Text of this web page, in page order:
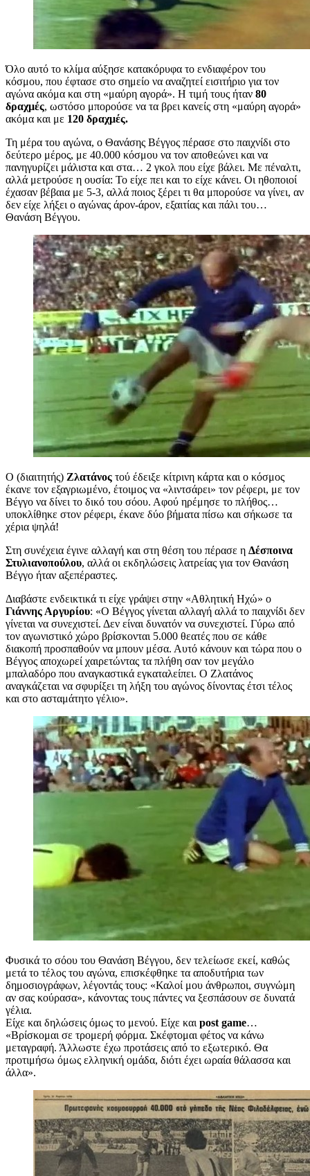
Όλο αυτό το κλίμα αύξησε κατακόρυφα το ενδιαφέρον του
κόσμου, που έφτασε στο σημείο να αναζητεί εισιτήριο για τον
αγώνα ακόμα και στη «μαύρη αγορά». Η τιμή τους ήταν 80
δραχμές, ωστόσο μπορούσε να τα βρει κανείς στη «μαύρη αγορά»
ακόμα και με 120 δραχμές.
Τη μέρα του αγώνα, ο Θανάσης Βέγγος πέρασε στο παιχνίδι στο
δεύτερο μέρος, με 40.000 κόσμου να τον αποθεώνει και να
πανηγυρίζει μάλιστα και στα… 2 γκολ που είχε βάλει. Με πέναλτι,
αλλά μετρούσε η ουσία: Το είχε πει και το είχε κάνει. Οι ηθοποιοί
έχασαν βέβαια με 5-3, αλλά ποιος ξέρει τι θα μπορούσε να γίνει, αν
δεν είχε λήξει ο αγώνας άρον-άρον, εξαιτίας και πάλι του…
Θανάση Βέγγου.
Ο (διαιτητής) Ζλατάνος τού έδειξε κίτρινη κάρτα και ο κόσμος
έκανε τον εξαγριωμένο, έτοιμος να «λιντσάρει» τον ρέφερι, με τον
Βέγγο να δίνει το δικό του σόου. Αφού ηρέμησε το πλήθος…
υποκλίθηκε στον ρέφερι, έκανε δύο βήματα πίσω και σήκωσε τα
χέρια ψηλά!
Στη συνέχεια έγινε αλλαγή και στη θέση του πέρασε η Δέσποινα
Στυλιανοπούλου, αλλά οι εκδηλώσεις λατρείας για τον Θανάση
Βέγγο ήταν αξεπέραστες.
Διαβάστε ενδεικτικά τι είχε γράψει στην «Αθλητική Ηχώ» ο
Γιάννης Αργυρίου: «Ο Βέγγος γίνεται αλλαγή αλλά το παιχνίδι δεν
γίνεται να συνεχιστεί. Δεν είναι δυνατόν να συνεχιστεί. Γύρω από
τον αγωνιστικό χώρο βρίσκονται 5.000 θεατές που σε κάθε
διακοπή προσπαθούν να μπουν μέσα. Αυτό κάνουν και τώρα που ο
Βέγγος αποχωρεί χαιρετώντας τα πλήθη σαν τον μεγάλο
μπαλαδόρο που αναγκαστικά εγκαταλείπει. Ο Ζλατάνος
αναγκάζεται να σφυρίξει τη λήξη του αγώνος δίνοντας έτσι τέλος
και στο ασταμάτητο γέλιο».
Φυσικά το σόου του Θανάση Βέγγου, δεν τελείωσε εκεί, καθώς
μετά το τέλος του αγώνα, επισκέφθηκε τα αποδυτήρια των
δημοσιογράφων, λέγοντάς τους: «Καλοί μου άνθρωποι, συγνώμη
αν σας κούρασα», κάνοντας τους πάντες να ξεσπάσουν σε δυνατά
γέλια.
Είχε και δηλώσεις όμως το μενού. Είχε καιpost game…
«Βρίσκομαι σε τρομερή φόρμα. Σκέφτομαι φέτος να κάνω
μεταγραφή. Άλλωστε έχω προτάσεις από το εξωτερικό. Θα
προτιμήσω όμως ελληνική ομάδα, διότι έχει ωραία θάλασσα και
άλλα».